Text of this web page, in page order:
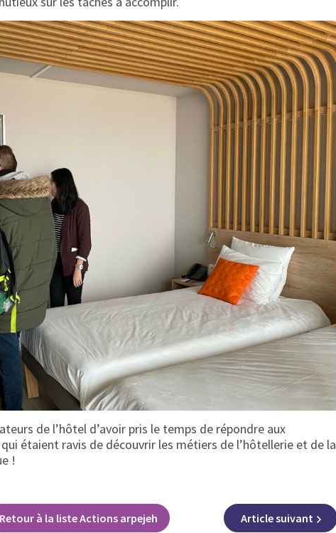
de l’hôtel d’avoir pris le temps de répondre aux
étaient ravis de découvrir les métiers de l’hôtellerie et de la
!
Retour à la liste Actions arpejeh Articlesuivant